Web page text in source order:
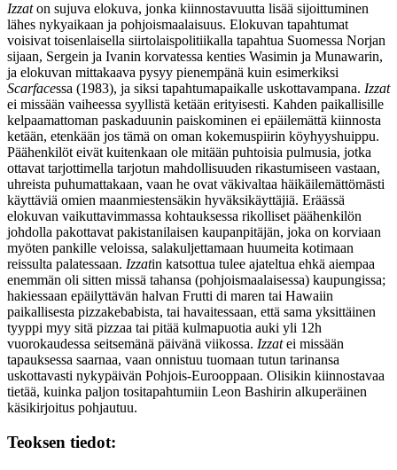
Izzaton sujuva elokuva, jonka kiinnostavuutta lisää sijoittuminen
lähes nykyaikaan ja pohjoismaalaisuus. Elokuvan tapahtumat
voisivat toisenlaisella siirtolaispolitiikalla tapahtua Suomessa Norjan
sijaan, Sergein ja Ivanin korvatessa kenties Wasimin ja Munawarin,
ja elokuvan mittakaava pysyy pienempänä kuin esimerkiksi
Scarfacessa (1983), ja siksi tapahtumapaikalle uskottavampana. Izzat
ei missään vaiheessa syyllistä ketään erityisesti. Kahden paikallisille
kelpaamattoman paskaduunin paiskominen ei epäilemättä kiinnosta
ketään, etenkään jos tämä on oman kokemuspiirin köyhyyshuippu.
Päähenkilöt eivät kuitenkaan ole mitään puhtoisia pulmusia, jotka
ottavat tarjottimella tarjotun mahdollisuuden rikastumiseen vastaan,
uhreista puhumattakaan, vaan he ovat väkivaltaa häikäilemättömästi
käyttäviä omien maanmiestensäkin hyväksikäyttäjiä. Eräässä
elokuvan vaikuttavimmassa kohtauksessa rikolliset päähenkilön
johdolla pakottavat pakistanilaisen kaupanpitäjän, joka on korviaan
myöten pankille veloissa, salakuljettamaan huumeita kotimaan
reissulta palatessaan. Izzatin katsottua tulee ajateltua ehkä aiempaa
enemmän oli sitten missä tahansa (pohjoismaalaisessa) kaupungissa;
hakiessaan epäilyttävän halvan Frutti di maren tai Hawaiin
paikallisesta pizzakebabista, tai havaitessaan, että sama yksittäinen
tyyppi myy sitä pizzaa tai pitää kulmapuotia auki yli 12h
vuorokaudessa seitsemänä päivänä viikossa. Izzatei missään
tapauksessa saarnaa, vaan onnistuu tuomaan tutun tarinansa
uskottavasti nykypäivän Pohjois-Eurooppaan. Olisikin kiinnostavaa
tietää, kuinka paljon tositapahtumiin Leon Bashirin alkuperäinen
käsikirjoitus pohjautuu.
Teoksen tiedot: